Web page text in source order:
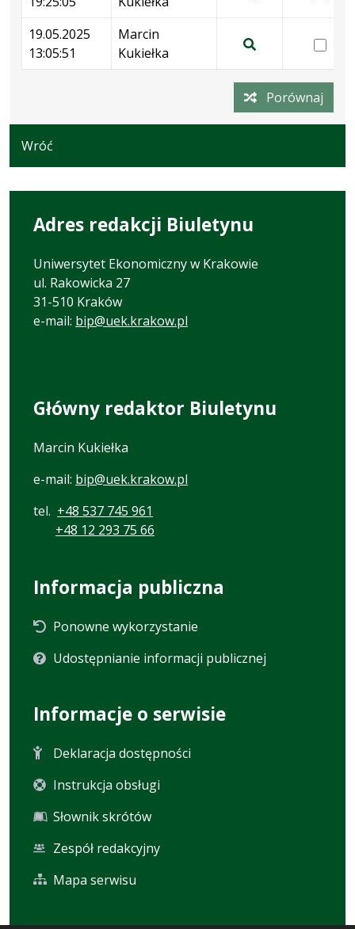
wersji
z
dnia
26.08.2025
19:25:05
19.05.2025
13:05:51
Marcin
Kukiełka
podgląd
wersji
z
Porównaj
Wróć
Adres redakcji Biuletynu
Uniwersytet Ekonomiczny w Krakowie
ul. Rakowicka 27
31-510 Kraków
e-mail: bip@uek.krakow.pl
Główny redaktor Biuletynu
Marcin Kukiełka
e-mail: bip@uek.krakow.pl
tel. +48 537 745 961
+48 12 293 75 66
Informacja publiczna
Ponowne wykorzystanie
Udostępnianie informacji publicznej
Informacje o serwisie
Deklaracja dostępności
Instrukcja obsługi
Słownik skrótów
Zespół redakcyjny
Mapa serwisu